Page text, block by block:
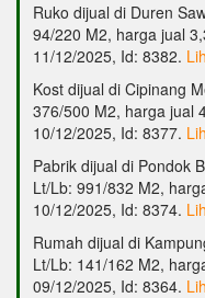
Ruko dijual di Duren
94/220 M2, harga jual
11/12/2025, Id: 8382.
Kost dijual di Cipinang
376/500 M2, harga jual
10/12/2025, Id: 8377.
Pabrik dijual di Pondok
Lt/Lb: 991/832 M2,
10/12/2025, Id: 8374.
Rumah dijual di
Lt/Lb: 141/162 M2,
09/12/2025, Id: 8364.